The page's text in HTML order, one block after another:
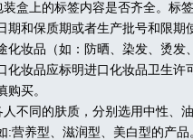
盒上的标签内容是否齐全。标
期和保质期或者生产批号和限
化妆品（如：防晒、染发、烫
化妆品应标明进口化妆品卫生
购买。
不同的肤质，分别选用中性、
:营养型、滋润型、美白型的产品